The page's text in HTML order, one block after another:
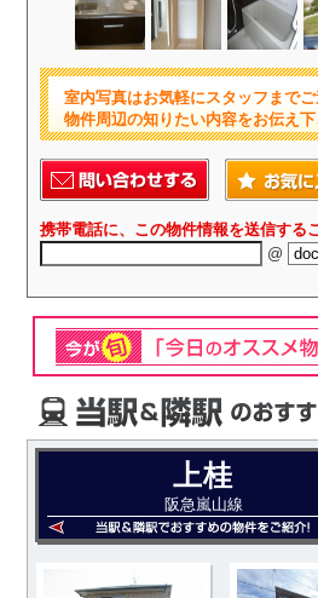
室内写真はお気軽にスタッフまで
物件周辺の知りたい内容をお伝え
携帯電話に、この物件情報を送信する
@
上桂
阪急嵐山線